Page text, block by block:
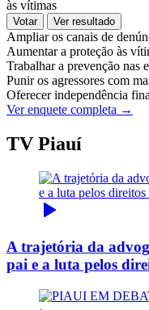
às vítimas
Votar Ver resultado
Ampliar os canais de
Aumentar a proteção às
Trabalhar a prevenção nas
Punir os agressores com
Oferecer independência
Ver enquete completa →
TV Piauí
A trajetória da
pai e a luta pelos